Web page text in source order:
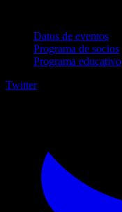
Datos de eventos
Programa de socios
Programa educativo
Twitter